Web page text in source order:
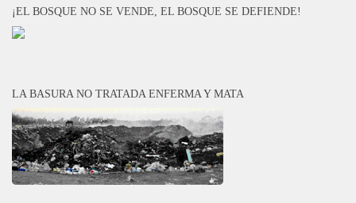
¡EL BOSQUE NO SE VENDE, EL BOSQUE SE DEFIENDE!
LA BASURA NO TRATADA ENFERMA Y MATA